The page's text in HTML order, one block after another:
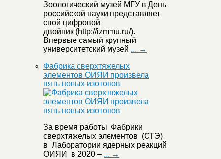
Зоологический музей МГУ в День
российской науки представляет
свой цифровой
двойник (http://izmmu.ru/).
Впервые самый крупный
университетский музей ... →
Фабрика сверхтяжелых
элементов ОИЯИ произвела
пять новых изотопов
За время работы Фабрики
сверхтяжелых элементов (СТЭ)
в Лаборатории ядерных реакций
ОИЯИ в 2020 – ... →